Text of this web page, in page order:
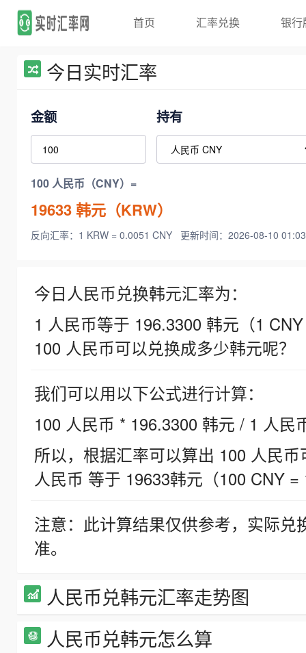
首页 汇率兑换 银行
今日实时汇率
金额 持有
100 人民币（CNY）=
19633韩元（KRW）
反向汇率：1 KRW = 0.0051 CNY 更新时间：2026-08-10
今日人民币兑换韩元汇率为：
1 人民币等于 196.3300 韩元（1
100 人民币可以兑换成多少韩元呢？
我们可以用以下公式进行计算：
100 人民币 * 196.3300 韩元 / 1 人民
所以，根据汇率可以算出 100 人民
人民币 等于 19633韩元（100 CNY =
注意：此计算结果仅供参考，实际
准。
人民币兑韩元汇率走势图
人民币兑韩元怎么算